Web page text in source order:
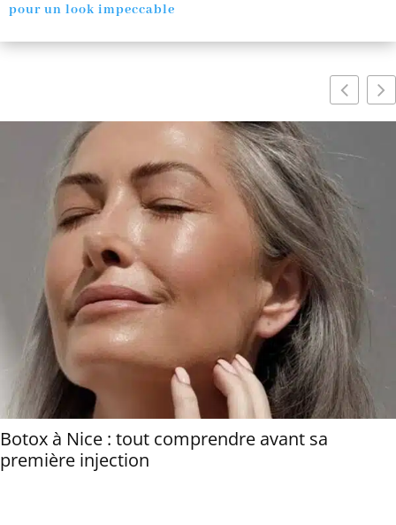
pour un look impeccable
Botox à Nice : tout comprendre avant sa
première injection